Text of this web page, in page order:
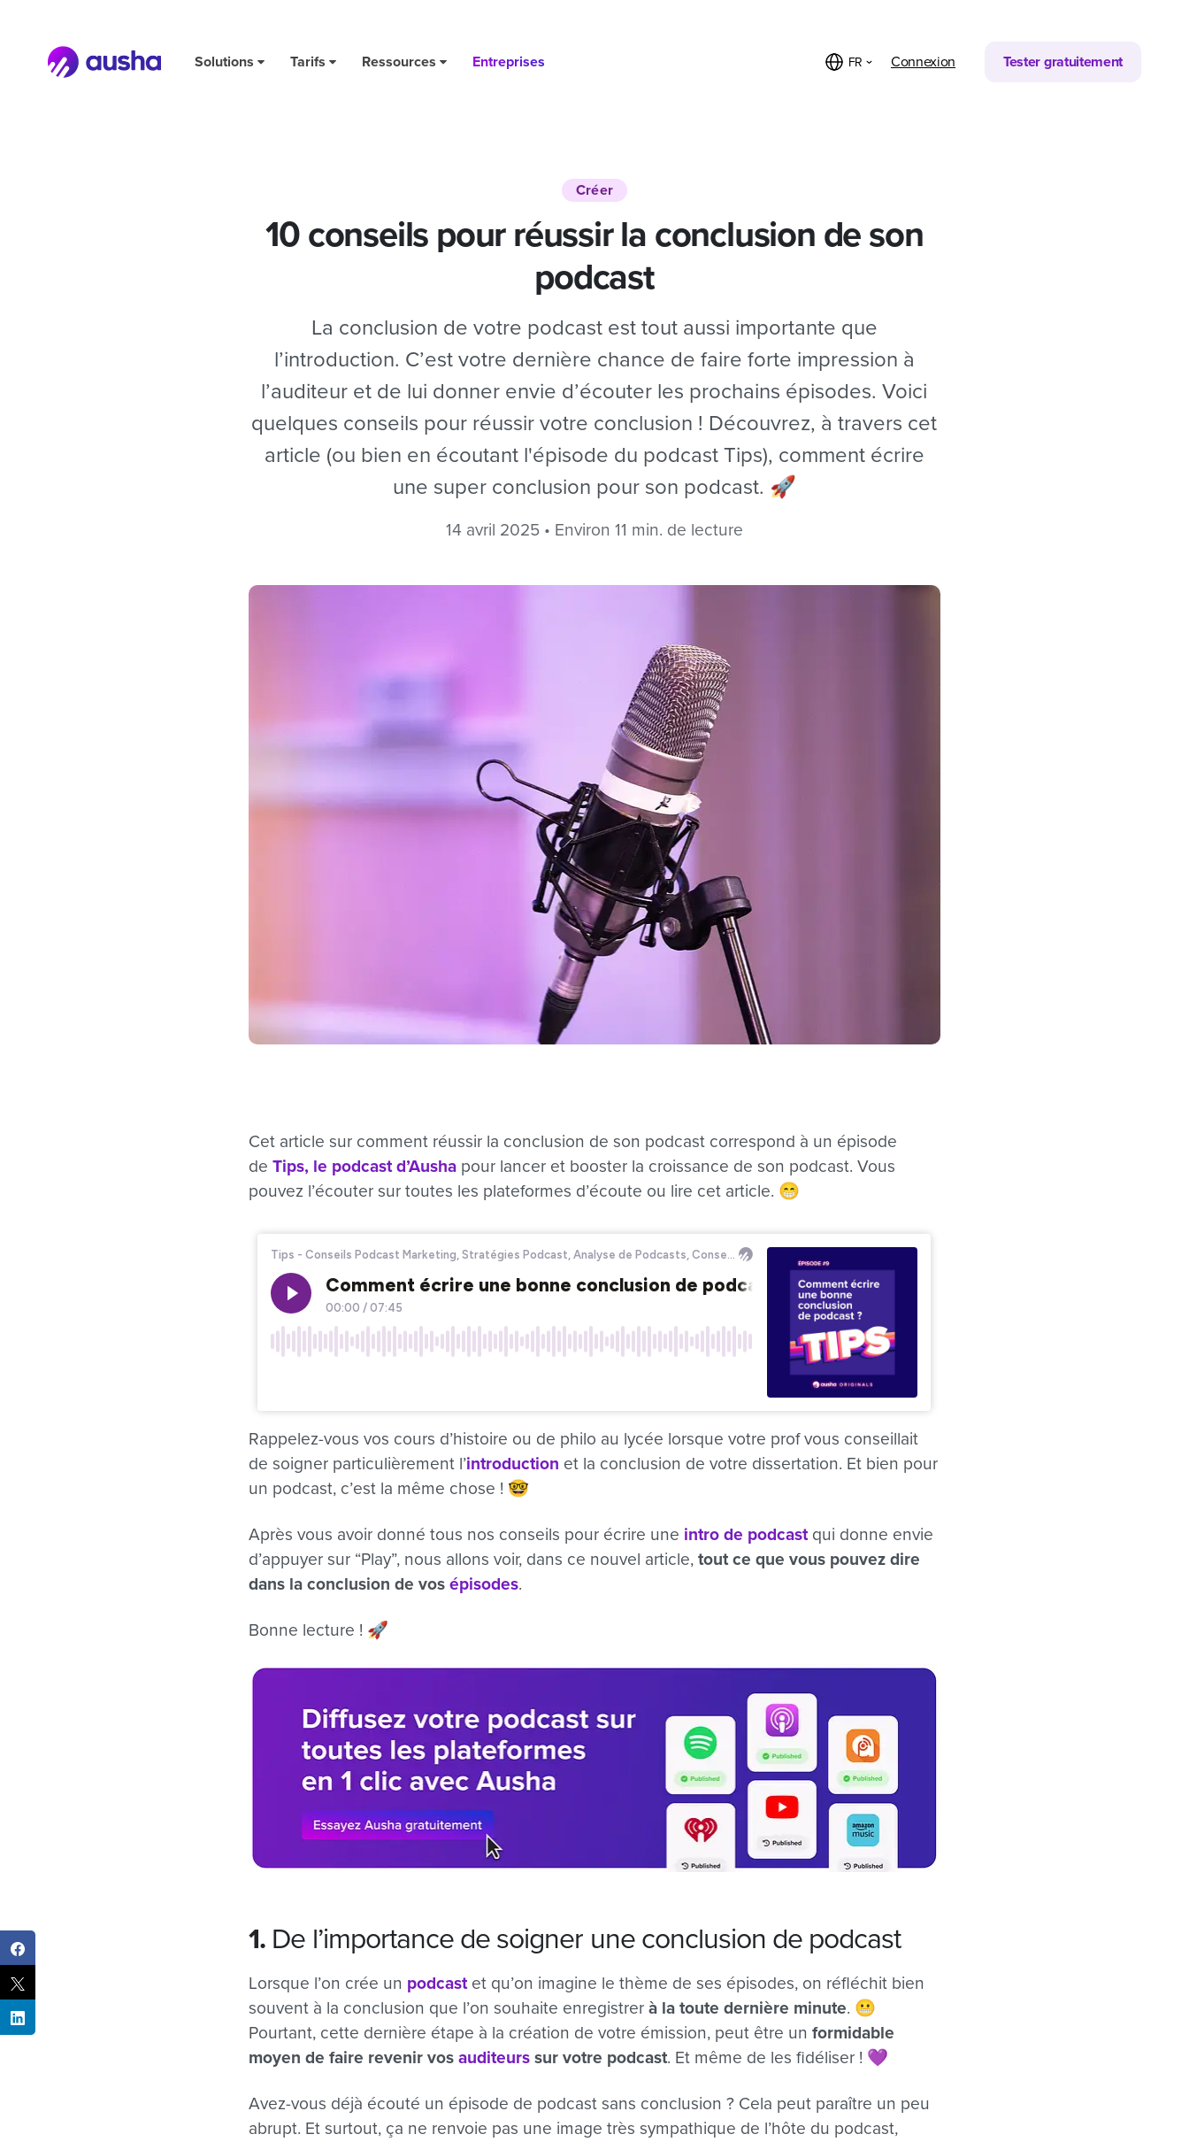
Solutions Tarifs Ressources Entreprises FR Connexion Tester gratuitement
Créer
10 conseils pour réussir la conclusion de son
podcast
La conclusion de votre podcast est tout aussi importante que
l’introduction. C’est votre dernière chance de faire forte impression à
l’auditeur et de lui donner envie d’écouter les prochains épisodes. Voici
quelques conseils pour réussir votre conclusion ! Découvrez, à travers cet
article (ou bien en écoutant l'épisode du podcast Tips), comment écrire
une super conclusion pour son podcast. 🚀
14 avril 2025 • Environ 11 min. de lecture
Cet article sur comment réussir la conclusion de son podcast correspond à un épisode
deTips, le podcast d’Ausha pour lancer et booster la croissance de son podcast. Vous
pouvez l’écouter sur toutes les plateformes d’écoute ou lire cet article. 😁
Rappelez-vous vos cours d’histoire ou de philo au lycée lorsque votre prof vous conseillait
de soigner particulièrement l’introduction et la conclusion de votre dissertation. Et bien pour
un podcast, c’est la même chose ! 🤓
Après vous avoir donné tous nos conseils pour écrire une intro de podcastqui donne envie
d’appuyer sur “Play”, nous allons voir, dans ce nouvel article,tout ce que vous pouvez dire
dans la conclusion de vos épisodes.
Bonne lecture ! 🚀
1. De l’importance de soigner une conclusion de podcast
Lorsque l’on crée un podcast et qu’on imagine le thème de ses épisodes, on réfléchit bien
souvent à la conclusion que l’on souhaite enregistrerà la toute dernière minute. 😬
Pourtant, cette dernière étape à la création de votre émission, peut être unformidable
moyen de faire revenir vosauditeurs sur votre podcast. Et même de les fidéliser ! 💜
Avez-vous déjà écouté un épisode de podcast sans conclusion ? Cela peut paraître un peu
abrupt. Et surtout, ça ne renvoie pas une image très sympathique de l’hôte du podcast,